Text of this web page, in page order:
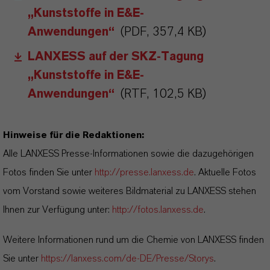
„Kunststoffe in E&E-
Anwendungen“ (PDF, 357,4 KB)
LANXESS auf der SKZ-Tagung
„Kunststoffe in E&E-
Anwendungen“ (RTF, 102,5 KB)
Hinweise für die Redaktionen:
Alle LANXESS Presse-Informationen sowie die dazugehörigen
Fotos finden Sie unter http://presse.lanxess.de. Aktuelle Fotos
vom Vorstand sowie weiteres Bildmaterial zu LANXESS stehen
Ihnen zur Verfügung unter: http://fotos.lanxess.de.
Weitere Informationen rund um die Chemie von LANXESS finden
Sie unter https://lanxess.com/de-DE/Presse/Storys.